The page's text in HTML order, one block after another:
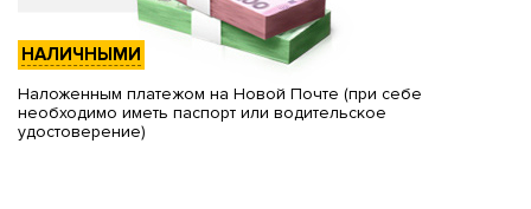
НАЛИЧНЫМИ
Наложенным платежом на Новой Почте (при себе
необходимо иметь паспорт или водительское
удостоверение)